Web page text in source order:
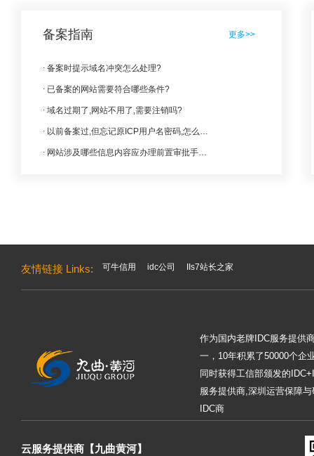
备案指南 更多>>
备案时提示域名冲突怎么处理?
已备案的网站需要符合哪些条件?
域名过期了,网站不用了,需要注销吗?
以前备案过,但忘记原ICP用户名密码,怎么找回?
网站涉及哪些信息内容应办理前置审批手续?
友情链接 Links: 可牛信用 idc公司 IIs7站长之家
作为国内老牌IDC服务提供
一，10年积累了50000个企
同时获得工信部颁发的
服务提供商,深圳运营保障
IDC商
云服务提供商【九曲黄河】